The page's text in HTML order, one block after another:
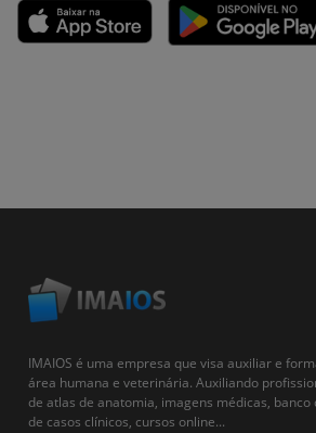
IMAIOS é uma empresa que visa auxiliar e
área humana e veterinária. Auxiliando
de atlas de anatomia, imagens médicas,
de casos clínicos, cursos online...